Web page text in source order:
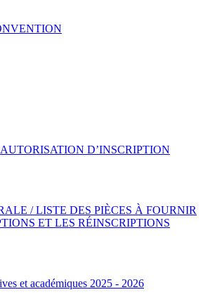
D’INSCRIPTION
/ LISTE DES PIÈCES À FOURNIR
ET LES RÉINSCRIPTIONS
et académiques 2025 - 2026